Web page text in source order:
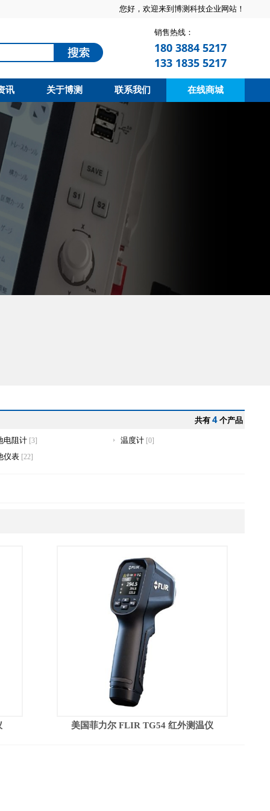
您好，欢迎来到博测科技企业网站！
销售热线：
180 3884 5217
133 1835 5217
讯 关于博测 联系我们 在线商城
共有 4 个产品
电阻计 [3] 温度计 [0]
仪表 [22]
美国菲力尔 FLIR TG54 红外测温仪